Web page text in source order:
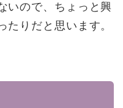
いので、ちょっと興
たりだと思います。